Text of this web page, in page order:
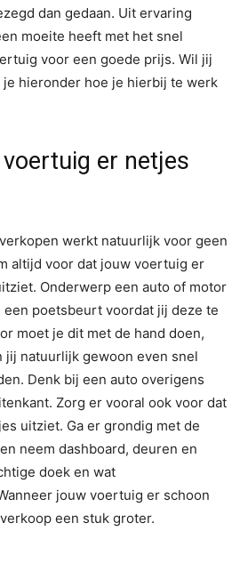
dan gedaan. Uit ervaring
moeite heeft met het snel
voor een goede prijs. Wil jij
hieronder hoe je hierbij te werk
er netjes
werkt natuurlijk voor geen
altijd voor dat jouw voertuig er
Onderwerp een auto of motor
een poetsbeurt voordat jij deze te
moet je dit met de hand doen,
jij natuurlijk gewoon even snel
Denk bij een auto overigens
Zorg er vooral ook voor dat
uitziet. Ga er grondig met de
neem dashboard, deuren en
doek en wat
jouw voertuig er schoon
een stuk groter.